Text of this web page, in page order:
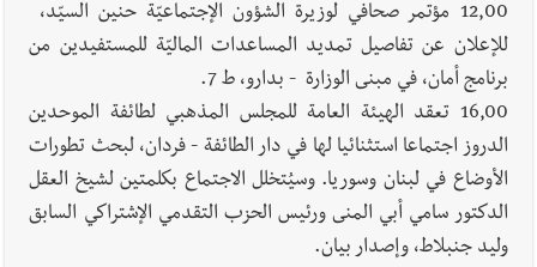
12,00 مؤتمر صحافي لوزيرة الشؤون الإجتماعيّة حنين السيّد،
للإعلان عن تفاصيل تمديد المساعدات الماليّة للمستفيدين من
برنامج أمان، في مبنى الوزارة - بدارو، ط 7.
16,00 تعقد الهيئة العامة للمجلس المذهبي لطائفة الموحدين
الدروز اجتماعا استثنائيا لها في دار الطائفة - فردان، لبحث تطورات
الأوضاع في لبنان وسوريا. وسيُتخلل الاجتماع بكلمتين لشيخ العقل
الدكتور سامي أبي المنى ورئيس الحزب التقدمي الإشتراكي السابق
وليد جنبلاط، وإصدار بيان.